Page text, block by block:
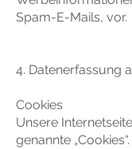
Spam-E-Mails, vor.
4. Datenerfassung
Cookies
Unsere
genannte